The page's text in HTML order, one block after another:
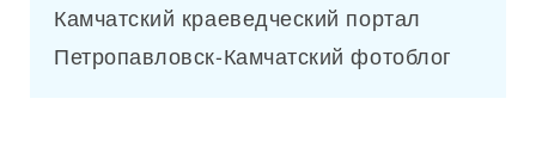
Камчатский краеведческий портал
Петропавловск-Камчатский фотоблог